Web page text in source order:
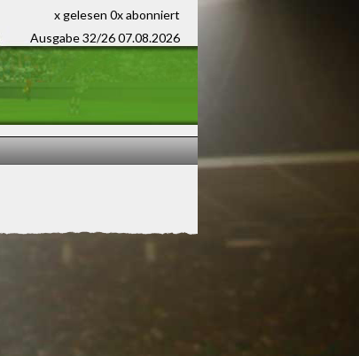
x gelesen 0x abonniert
Ausgabe 32/26 07.08.2026